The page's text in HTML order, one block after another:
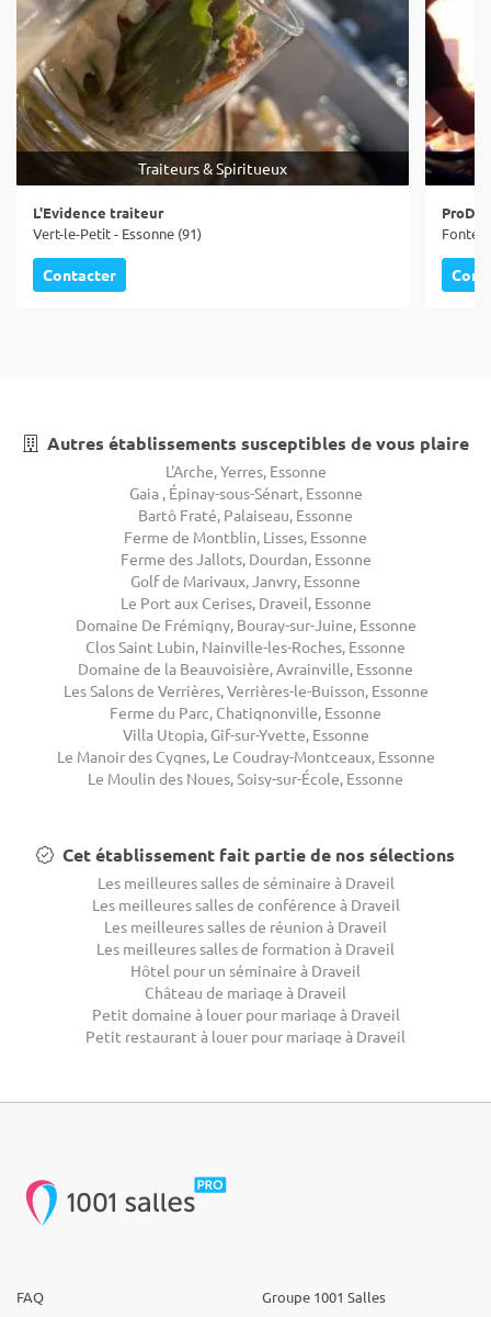
Traiteurs & Spiritueux
L'Evidence traiteur
Vert-le-Petit - Essonne (91)
Contacter
ProDJ
Autres établissements susceptibles de vous plaire
L'Arche, Yerres, Essonne
Gaia , Épinay-sous-Sénart, Essonne
Bartô Fraté, Palaiseau, Essonne
Ferme de Montblin, Lisses, Essonne
Ferme des Jallots, Dourdan, Essonne
Golf de Marivaux, Janvry, Essonne
Le Port aux Cerises, Draveil, Essonne
Domaine De Frémigny, Bouray-sur-Juine, Essonne
Clos Saint Lubin, Nainville-les-Roches, Essonne
Domaine de la Beauvoisière, Avrainville, Essonne
Les Salons de Verrières, Verrières-le-Buisson, Essonne
Ferme du Parc, Chatignonville, Essonne
Villa Utopia, Gif-sur-Yvette, Essonne
Le Manoir des Cygnes, Le Coudray-Montceaux, Essonne
Le Moulin des Noues, Soisy-sur-École, Essonne
Cet établissement fait partie de nos sélections
Les meilleures salles de séminaire à Draveil
Les meilleures salles de conférence à Draveil
Les meilleures salles de réunion à Draveil
Les meilleures salles de formation à Draveil
Hôtel pour un séminaire à Draveil
Château de mariage à Draveil
Petit domaine à louer pour mariage à Draveil
Petit restaurant à louer pour mariage à Draveil
FAQ Groupe 1001 Salles